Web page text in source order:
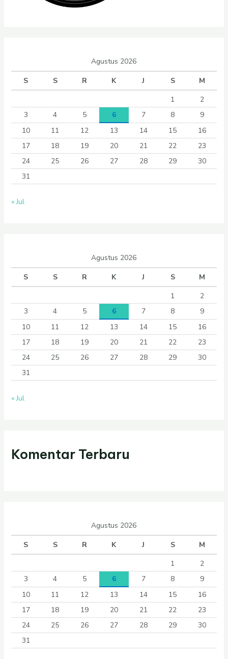
Agustus 2026
S
S R K J S
M
1
2
3
4 5 6 7 8
9
10
11 12 13 14 15
16
17
18 19 20 21 22
23
24
25 26 27 28 29
30
31
« Jul
Agustus 2026
S
S R K J S
M
1
2
3
4 5 6 7 8
9
10
11 12 13 14 15
16
17
18 19 20 21 22
23
24
25 26 27 28 29
30
31
« Jul
Komentar Terbaru
Agustus 2026
S
S R K J S
M
1
2
3
4 5 6 7 8
9
10
11 12 13 14 15
16
17
18 19 20 21 22
23
24
25 26 27 28 29
30
31